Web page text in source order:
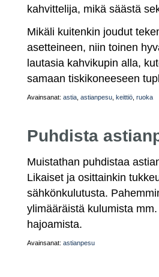
kahvittelija, mikä säästä
Mikäli kuitenkin joudut
asetteineen, niin toinen
lautasia kahvikupin alla,
samaan tiskikoneeseen
Avainsanat: astia astianpesu keittiö ruoka
Puhdista
Muistathan puhdistaa
Likaiset ja osittainkin
sähkönkulutusta.
ylimääräistä kulumista
hajoamista.
Avainsanat: astianpesu